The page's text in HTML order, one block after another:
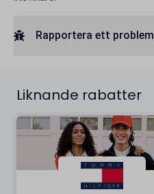
Rapportera ett problem
Liknande rabatter